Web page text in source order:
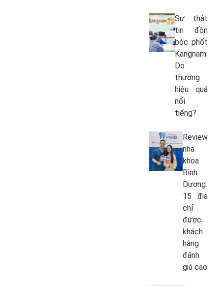
Sự thật
tin đồn
bóc phốt
Kangnam:
Do
thương
hiệu quá
nổi
tiếng?
Review
nha
khoa
Bình
Dương:
15 địa
chỉ
được
khách
hàng
đánh
giá cao